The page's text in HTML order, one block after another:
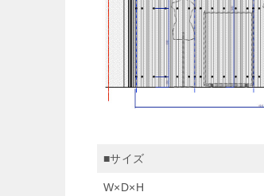
■サイズ
W×D×H